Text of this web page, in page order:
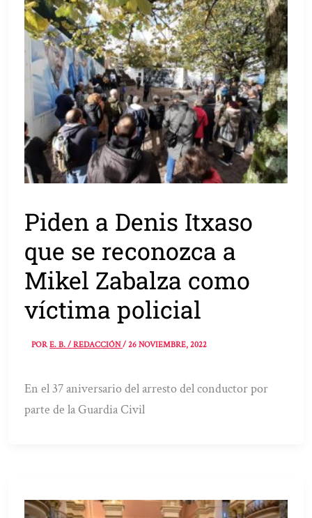
Piden a Denis Itxaso
que se reconozca a
Mikel Zabalza como
víctima policial
PORE. B. / REDACCIÓN/26 NOVIEMBRE, 2022
En el 37 aniversario del arresto del conductor por
parte de la Guardia Civil